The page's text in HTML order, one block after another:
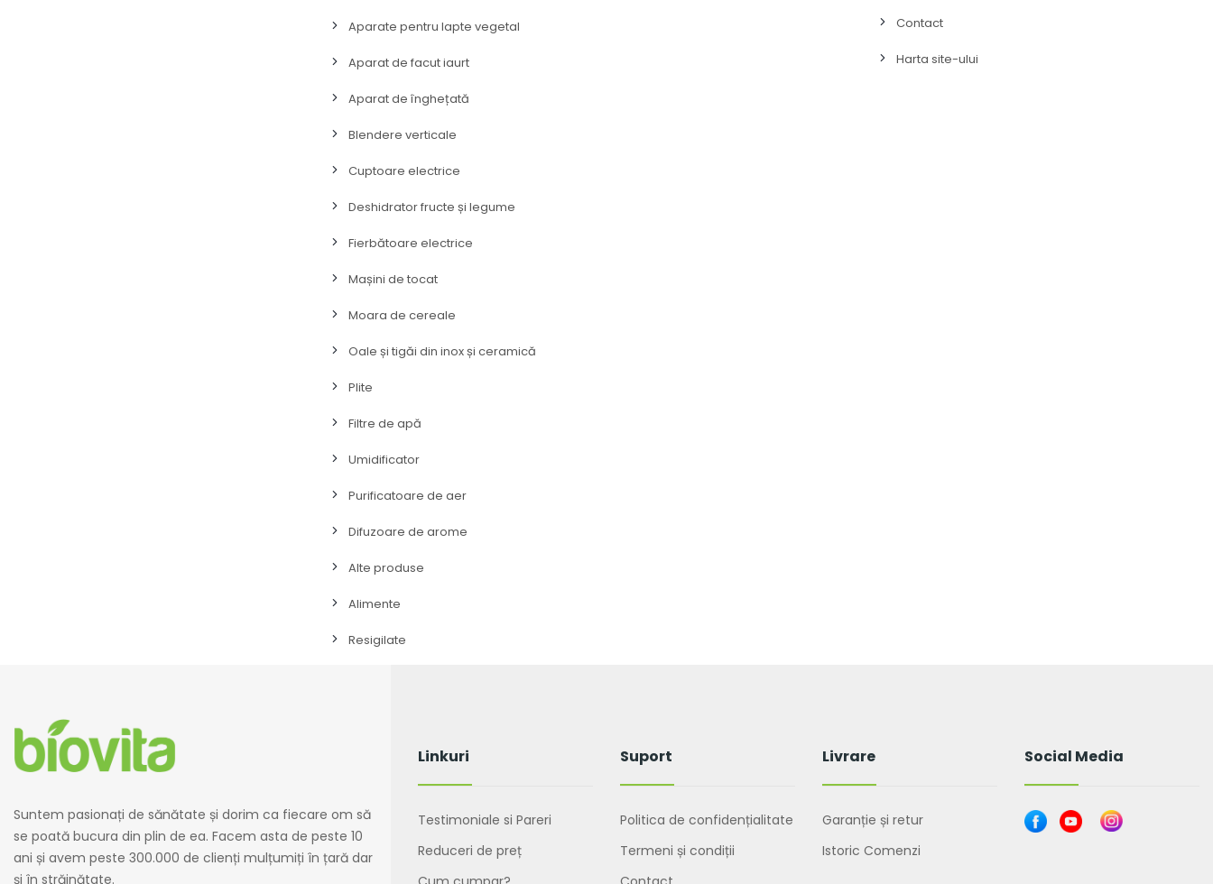
Aparate pentru lapte vegetal
Aparat de facut iaurt
Aparat de înghețată
Blendere verticale
Cuptoare electrice
Deshidrator fructe și legume
Fierbătoare electrice
Mașini de tocat
Moara de cereale
Oale și tigăi din inox și ceramică
Plite
Filtre de apă
Umidificator
Purificatoare de aer
Difuzoare de arome
Alte produse
Alimente
Resigilate
Contact
Harta site-ului
Suntem pasionați de sănătate și dorim ca fiecare om să
se poată bucura din plin de ea. Facem asta de peste 10
ani și avem peste 300.000 de clienți mulțumiți în țară dar
și în străinătate.
Linkuri
Testimoniale si Pareri
Reduceri de preț
Suport
Politica de confidențialitate
Termeni și condiții
Livrare
Garanție și retur
Istoric Comenzi
Social Media